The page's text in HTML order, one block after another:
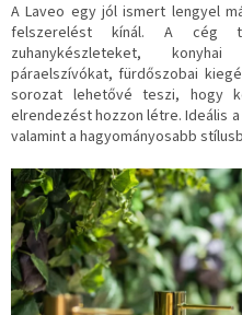
A Laveo egy jól ismert lengyel
felszerelést kínál. A cég
zuhanykészleteket,
páraelszívókat, fürdőszobai
sorozat lehetővé teszi, hogy
elrendezést hozzon létre.Ideális
valamint a hagyományosabb